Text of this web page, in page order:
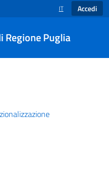
SELEZIONE
IT Accedi
Regione Puglia
Digitali Regione